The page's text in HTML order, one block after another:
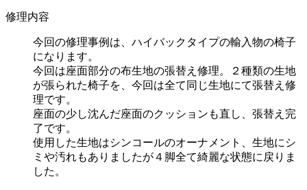
修理内容
今回の修理事例は、ハイバックタイプの輸入物の椅子
になります。
今回は座面部分の布生地の張替え修理。２種類の生地
が張られた椅子を、今回は全て同じ生地にて張替え修
理です。
座面の少し沈んだ座面のクッションも直し、張替え完
了です。
使用した生地はシンコールのオーナメント、生地にシ
ミや汚れもありましたが４脚全て綺麗な状態に戻りま
した。